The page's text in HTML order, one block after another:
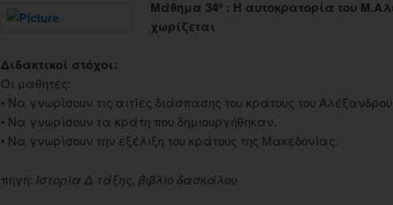
Μάθημα 34ο : Η αυτοκρατορία του
χωρίζεται
Διδακτικοί στόχοι:
Οι μαθητές:
• Να γνωρίσουν τις αιτίες διάσπασης του κράτους του
• Να γνωρίσουν τα κράτη που δημιουργήθηκαν.
• Να γνωρίσουν την εξέλιξη του κράτους της Μακεδονίας.
πηγή: Ιστορία Δ τάξης, βιβλίο δασκάλου